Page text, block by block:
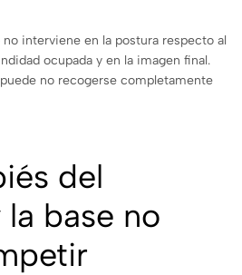
no interviene en la postura respecto al
ocupada y en la imagen final.
no recogerse completamente
del
base no